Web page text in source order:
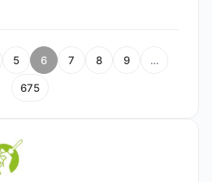
5 6 7 8 9 …
675